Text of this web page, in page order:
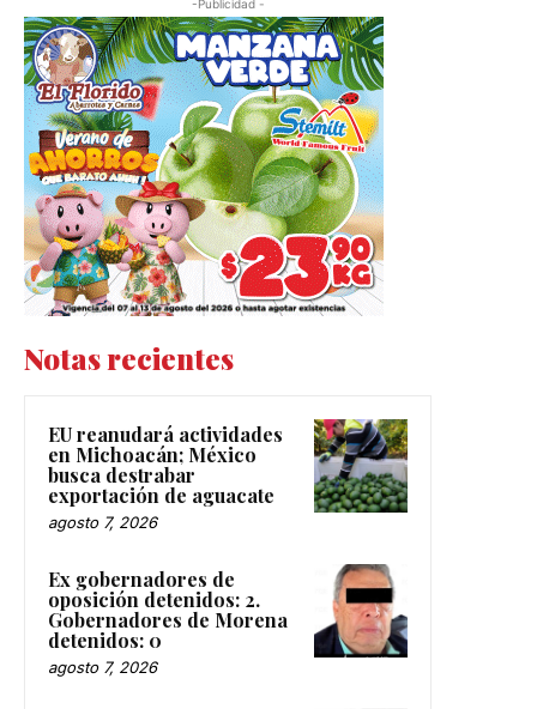
-Publicidad -
Notas recientes
EU reanudará actividades
en Michoacán; México
busca destrabar
exportación de aguacate
agosto 7, 2026
Ex gobernadores de
oposición detenidos: 2.
Gobernadores de Morena
detenidos: 0
agosto 7, 2026